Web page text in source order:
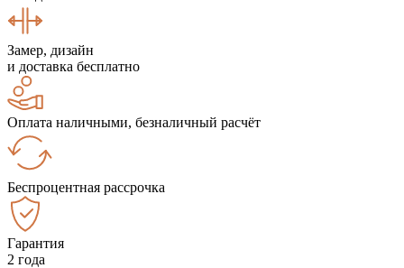
Замер, дизайн
и доставка бесплатно
Оплата наличными, безналичный расчёт
Беспроцентная рассрочка
Гарантия
2 года